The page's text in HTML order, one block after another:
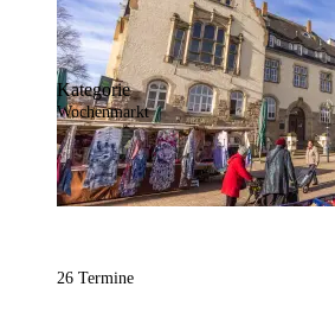
Kategorie
Wochenmarkt
26 Termine